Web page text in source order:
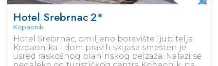
Hotel Srebrnac2*
Kopaonik
Hotel Srebrnac, omiljeno boravište ljubitelja
Kopaonika i dom pravih skijaša smešten je
usred raskošnog planinskog pejzaža. Nalazi se